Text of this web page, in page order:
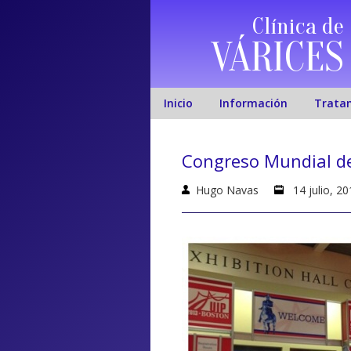
Clínica de
VÁRICES
Inicio Información
Congreso Mundial
Hugo Navas 14 julio,